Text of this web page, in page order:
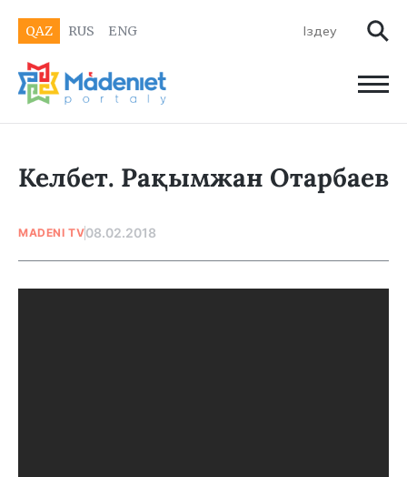
QAZ RUS ENG
Келбет. Рақымжан Отарбаев
MADENI TV08.02.2018